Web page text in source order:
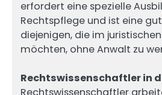
erfordert eine spezielle
Rechtspflege und ist eine
diejenigen, die im
möchten, ohne Anwalt zu
Rechtswissenschaftler in